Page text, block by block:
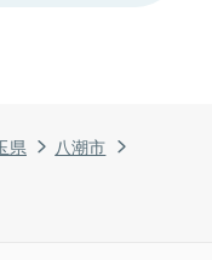
県
八潮市